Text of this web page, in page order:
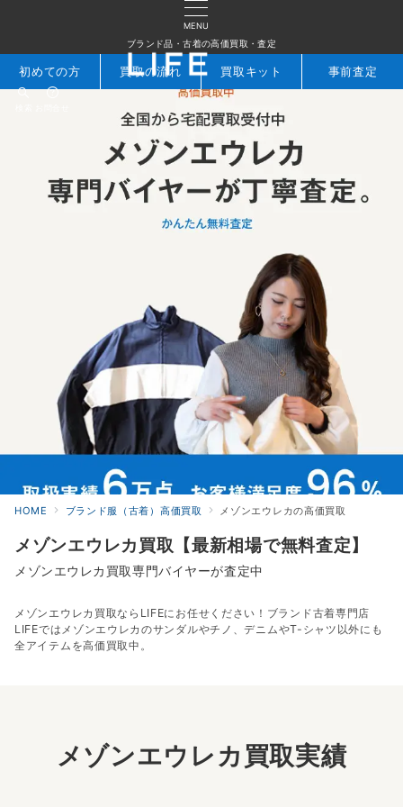
MENU
ブランド品・古着の高価買取・査定
初めての方 買取の流れ 買取キット 事前査定
HOME ブランド服（古着）高価買取 メゾンエウレカの高価買取
メゾンエウレカ買取【最新相場で無料査定】
メゾンエウレカ買取専門バイヤーが査定中
メゾンエウレカ買取ならLIFEにお任せください！ブランド古着専門店
LIFEではメゾンエウレカのサンダルやチノ、デニムやT-シャツ以外にも
全アイテムを高価買取中。
メゾンエウレカ買取実績